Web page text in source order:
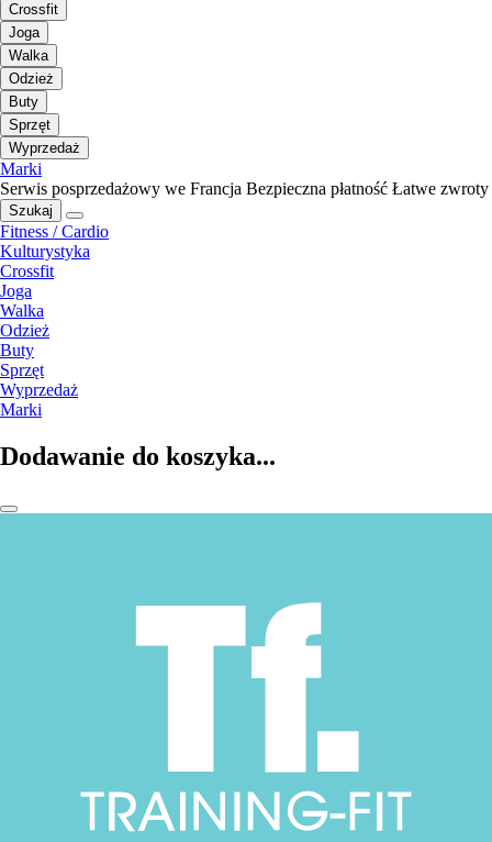
Crossfit
Joga
Walka
Odzież
Buty
Sprzęt
Wyprzedaż
Marki
Serwis posprzedażowy we Francja Bezpieczna płatność Łatwe zwroty
Szukaj
Fitness / Cardio
Kulturystyka
Crossfit
Joga
Walka
Odzież
Buty
Sprzęt
Wyprzedaż
Marki
Dodawanie do koszyka...